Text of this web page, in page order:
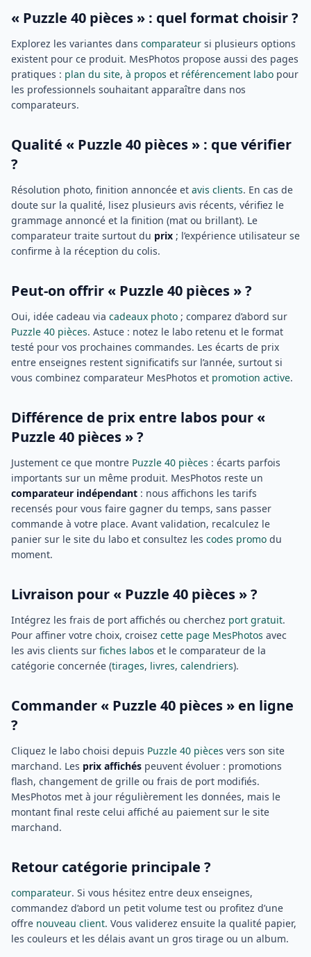
« Puzzle 40 pièces » : quel format choisir ?
Explorez les variantes dans comparateur si plusieurs options
existent pour ce produit. MesPhotos propose aussi des pages
pratiques : plan du site, à propos et référencement labo pour
les professionnels souhaitant apparaître dans nos
comparateurs.
Qualité « Puzzle 40 pièces » : que vérifier
?
Résolution photo, finition annoncée et avis clients. En cas de
doute sur la qualité, lisez plusieurs avis récents, vérifiez le
grammage annoncé et la finition (mat ou brillant). Le
comparateur traite surtout du prix ; l’expérience utilisateur se
confirme à la réception du colis.
Peut-on offrir « Puzzle 40 pièces » ?
Oui, idée cadeau via cadeaux photo ; comparez d’abord sur
Puzzle 40 pièces. Astuce : notez le labo retenu et le format
testé pour vos prochaines commandes. Les écarts de prix
entre enseignes restent significatifs sur l’année, surtout si
vous combinez comparateur MesPhotos et promotion active.
Différence de prix entre labos pour «
Puzzle 40 pièces » ?
Justement ce que montre Puzzle 40 pièces : écarts parfois
importants sur un même produit. MesPhotos reste un
comparateur indépendant : nous affichons les tarifs
recensés pour vous faire gagner du temps, sans passer
commande à votre place. Avant validation, recalculez le
panier sur le site du labo et consultez les codes promo du
moment.
Livraison pour « Puzzle 40 pièces » ?
Intégrez les frais de port affichés ou cherchez port gratuit.
Pour affiner votre choix, croisez cette page MesPhotos avec
les avis clients sur fiches labos et le comparateur de la
catégorie concernée (tirages, livres, calendriers).
Commander « Puzzle 40 pièces » en ligne
?
Cliquez le labo choisi depuis Puzzle 40 pièces vers son site
marchand. Les prix affichés peuvent évoluer : promotions
flash, changement de grille ou frais de port modifiés.
MesPhotos met à jour régulièrement les données, mais le
montant final reste celui affiché au paiement sur le site
marchand.
Retour catégorie principale ?
comparateur. Si vous hésitez entre deux enseignes,
commandez d’abord un petit volume test ou profitez d’une
offre nouveau client. Vous validerez ensuite la qualité papier,
les couleurs et les délais avant un gros tirage ou un album.